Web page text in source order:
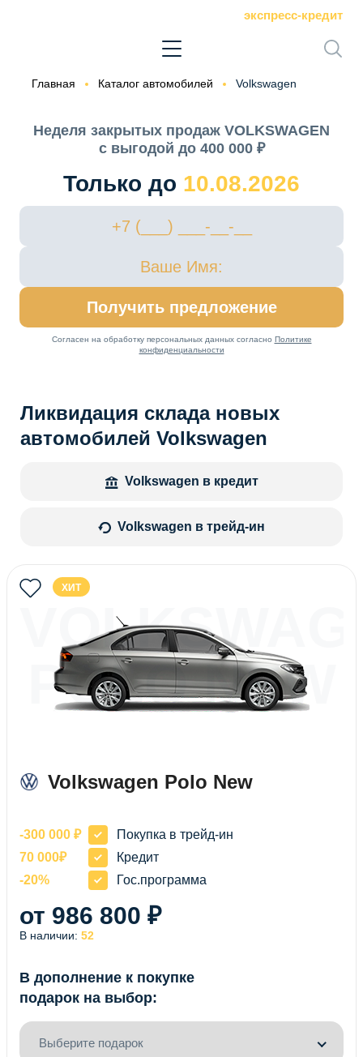
экспресс-кредит
Главная Каталог автомобилей Volkswagen
Неделя закрытых продаж VOLKSWAGEN
с выгодой до 400 000 ₽
Только до 10.08.2026
Получить предложение
Согласен на обработку персональных данных согласно Политике
конфиденциальности
Ликвидация склада новых
автомобилей Volkswagen
Volkswagen в кредит
Volkswagen в трейд-ин
ХИТ
POLO NEW
Volkswagen Polo New
-300 000 ₽
Покупка в трейд-ин
70 000₽
Кредит
-20%
Гос.программа
от 986 800 ₽
В наличии: 52
В дополнение к покупке
подарок на выбор:
Выберите подарок